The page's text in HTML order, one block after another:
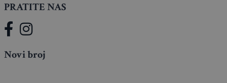
PRATITE NAS
Novi broj